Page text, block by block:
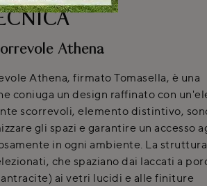
Athena
Athena, firmato Tomasella, è una
coniuga un design raffinato con
scorrevoli, elemento distintivo,
gli spazi e garantire un accesso
in ogni ambiente. La
che spaziano dai laccati a
ai vetri lucidi e alle finiture